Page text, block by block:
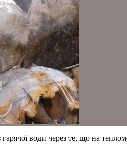
води через те, що на